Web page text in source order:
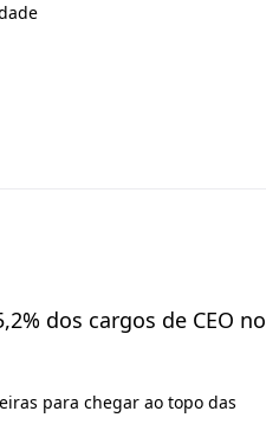
dos cargos de CEO no
para chegar ao topo das